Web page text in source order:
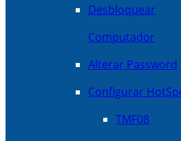
Desbloquear
Computador
Alterar Password
Configurar
TMF08